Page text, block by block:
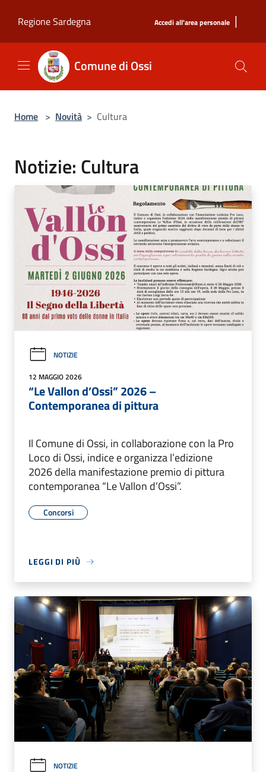
Regione Sardegna
Accedi all'area personale |
Comune di Ossi
Home > Novità > Cultura
Notizie: Cultura
NOTIZIE
12 MAGGIO 2026
“Le Vallon d’Ossi” 2026 –
Contemporanea di pittura
Il Comune di Ossi, in collaborazione con la Pro
Loco di Ossi, indice e organizza l’edizione
2026 della manifestazione premio di pittura
contemporanea “Le Vallon d’Ossi”.
Concorsi
LEGGI DI PIÙ
NOTIZIE